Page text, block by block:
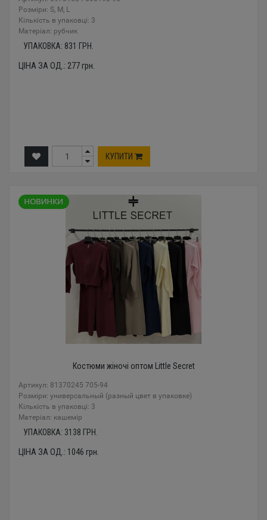
Розміри: S, M, L
Кількість в упаковці: 3
Mатеріал: рубчик
УПАКОВКА: 831 ГРН.
ЦІНА ЗА ОД.: 277грн.
КУПИТИ
Костюми жіночі оптом Little Secret
Артикул: 81370245 705-94
Розміри: универсальный (разный цвет в упаковке)
Кількість в упаковці: 3
Mатеріал: кашемір
УПАКОВКА: 3138 ГРН.
ЦІНА ЗА ОД.: 1046 грн.